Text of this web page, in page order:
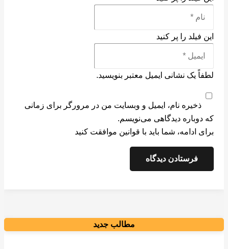
این فیلد را پر کنید
لطفاً یک نشانی ایمیل معتبر بنویسید.
ذخیره نام، ایمیل و وبسایت من در مرورگر برای زمانی
که دوباره دیدگاهی می‌نویسم.
برای ادامه، شما باید با قوانین موافقت کنید
فرستادن دیدگاه
مطالب جدید